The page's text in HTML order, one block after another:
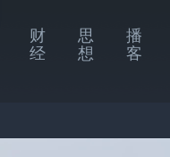
财
经
思
想
播
客